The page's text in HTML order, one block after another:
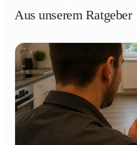
Aus unserem Ratgeber